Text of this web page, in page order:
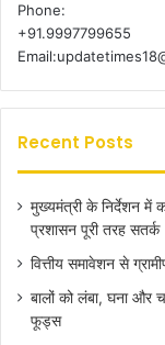
Phone:
+91.9997799655
Recent Posts
मुख्यमंत्री के निर्देशन में
प्रशासन पूरी तरह सतर्क
वित्तीय समावेशन से
बालों को लंबा, घना और
फूड्स